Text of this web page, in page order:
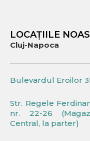
LOCAȚIILE
Cluj-Napoca
Bulevardul Eroilor
Str. Regele
nr. 22-26
Central, la parter)